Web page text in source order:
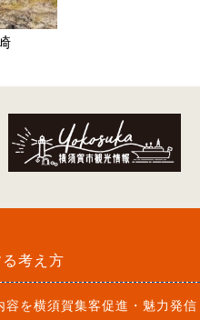
考え方
容を横須賀集客促進・魅力発信